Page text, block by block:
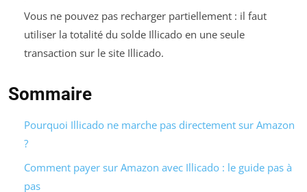
Vous ne pouvez pas recharger partiellement : il faut
utiliser la totalité du solde Illicado en une seule
transaction sur le site Illicado.
Sommaire
Pourquoi Illicado ne marche pas directement sur Amazon
?
Comment payer sur Amazon avec Illicado : le guide pas à
pas